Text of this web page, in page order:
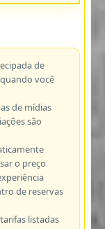
de
você
de mídias
são
o preço
de reservas
listadas